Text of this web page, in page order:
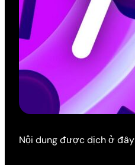
Nội dung được dịch ở đây